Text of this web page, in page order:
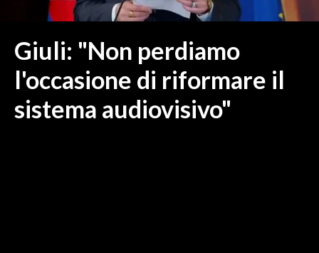
OGLIASTRA
ITALIA
MONDO
Giuli: "Non perdiamo
l'occasione di riformare il
sistema audiovisivo"